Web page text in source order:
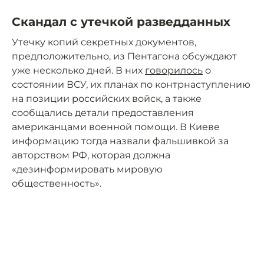
Скандал с утечкой разведданных
Утечку копий секретных документов,
предположительно, из Пентагона обсуждают
уже несколько дней. В них говорилось о
состоянии ВСУ, их планах по контрнаступлению
на позиции российских войск, а также
сообщались детали предоставления
американцами военной помощи. В Киеве
информацию тогда назвали фальшивкой за
авторством РФ, которая должна
«дезинформировать мировую
общественность».